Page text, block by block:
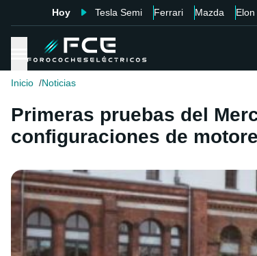
Hoy Tesla Semi Ferrari Mazda
Inicio Noticias
Primeras pruebas del
configuraciones de